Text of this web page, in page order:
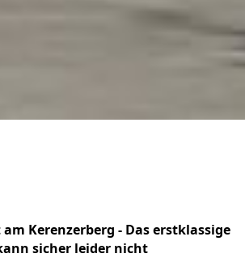
Kerenzerberg - Das erstklassige
sicher leider nicht